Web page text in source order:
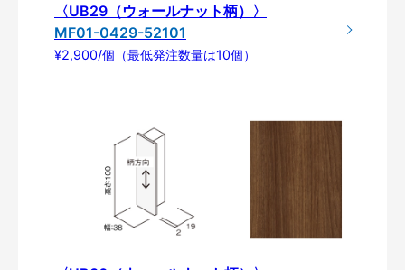
〈UB29（ウォールナット柄）〉
MF01-0429-52101
¥2,900/個（最低発注数量は10個）